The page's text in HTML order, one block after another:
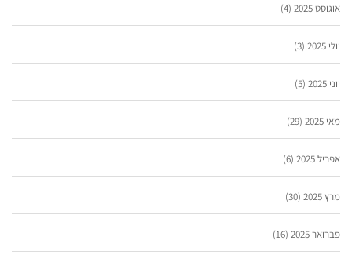
אוגוסט 2025 (4)
יולי 2025 (3)
יוני 2025 (5)
מאי 2025 (29)
אפריל 2025 (6)
מרץ 2025 (30)
פברואר 2025 (16)